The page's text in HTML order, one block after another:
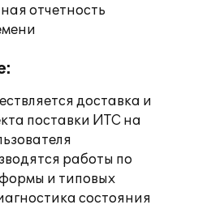
отчетность
доставка и
поставки ИТС на
работы по
и типовых
состояния